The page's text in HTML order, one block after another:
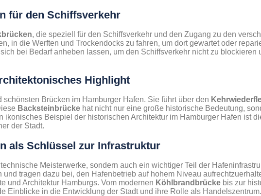
für den Schiffsverkehr
, die speziell für den Schiffsverkehr und den Zugang zu den
in die Werften und Trockendocks zu fahren, um dort gewartet oder
bei Bedarf anheben lassen, um den Schiffsverkehr nicht zu blockieren
Highlight
schönsten Brücken im Hamburger Hafen. Sie führt über den
Backsteinbrücke hat nicht nur eine große historische Bedeutung,
Beispiel der historischen Architektur im Hamburger Hafen ist
der Stadt.
als Schlüssel zur Infrastruktur
Meisterwerke, sondern auch ein wichtiger Teil der
tragen dazu bei, den Hafenbetrieb auf hohem Niveau
und Architektur Hamburgs. Vom modernen Köhlbrandbrücke bis zur
Einblicke in die Entwicklung der Stadt und ihre Rolle als Handelszentrum.